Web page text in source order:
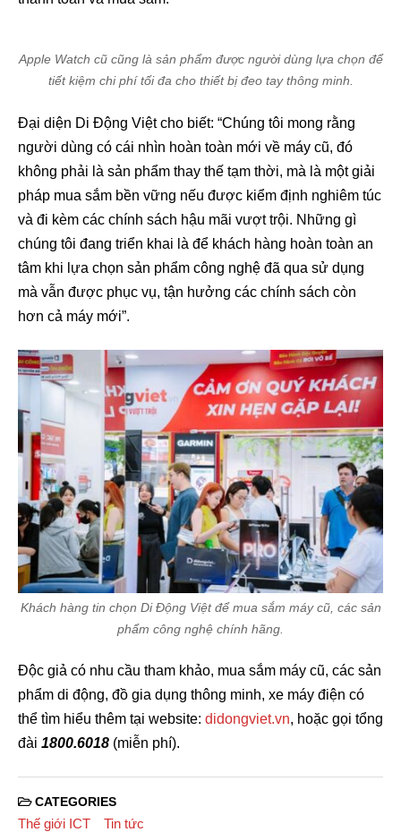
Apple Watch cũ cũng là sản phẩm được người dùng lựa chọn để
tiết kiệm chi phí tối đa cho thiết bị đeo tay thông minh.
Đại diện Di Động Việt cho biết: “Chúng tôi mong rằng
người dùng có cái nhìn hoàn toàn mới về máy cũ, đó
không phải là sản phẩm thay thế tạm thời, mà là một giải
pháp mua sắm bền vững nếu được kiểm định nghiêm túc
và đi kèm các chính sách hậu mãi vượt trội. Những gì
chúng tôi đang triển khai là để khách hàng hoàn toàn an
tâm khi lựa chọn sản phẩm công nghệ đã qua sử dụng
mà vẫn được phục vụ, tận hưởng các chính sách còn
hơn cả máy mới”.
Khách hàng tin chọn Di Động Việt để mua sắm máy cũ, các sản
phẩm công nghệ chính hãng.
Độc giả có nhu cầu tham khảo, mua sắm máy cũ, các sản
phẩm di động, đồ gia dụng thông minh, xe máy điện có
thể tìm hiểu thêm tại website: didongviet.vn, hoặc gọi tổng
đài 1800.6018 (miễn phí).
CATEGORIES
Thế giới ICT Tin tức